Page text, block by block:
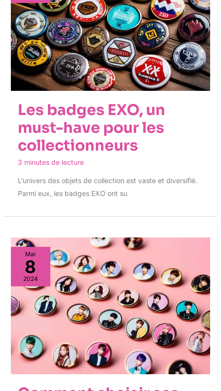
Les badges EXO, un
must-have pour les
collectionneurs
3 minutes de lecture
L’univers des objets de collection est vaste et diversifié.
Parmi eux, les badges EXO ont su
Mai
8
2024